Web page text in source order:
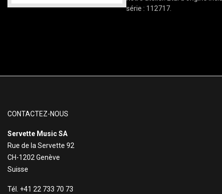
série : 112717.
CONTACTEZ-NOUS
Servette Music SA
Rue de la Servette 92
CH-1202 Genève
Suisse
Tél. +41 22 733 70 73